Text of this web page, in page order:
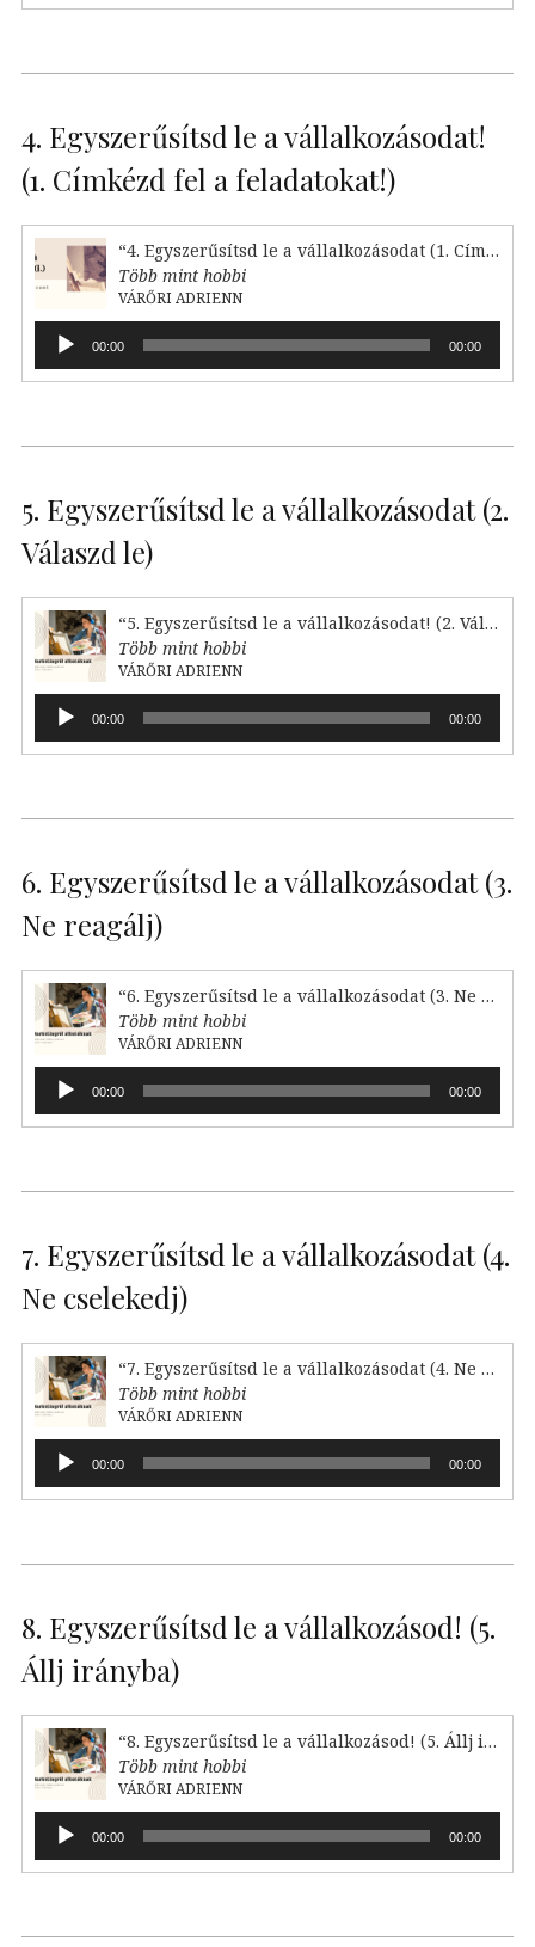
4. Egyszerűsítsd le a vállalkozásodat!
(1. Címkézd fel a feladatokat!)
“4. Egyszerűsítsd le a vállalkozásodat (1. Címkézd fel!)”
Több mint hobbi
VÁRŐRI ADRIENN
Audió
lejátszó00:00 00:00
5. Egyszerűsítsd le a vállalkozásodat (2.
Válaszd le)
“5. Egyszerűsítsd le a vállalkozásodat! (2. Válaszd le)”
Több mint hobbi
VÁRŐRI ADRIENN
Audió
lejátszó00:00 00:00
6. Egyszerűsítsd le a vállalkozásodat (3.
Ne reagálj)
“6. Egyszerűsítsd le a vállalkozásodat (3. Ne reagálj)”
Több mint hobbi
VÁRŐRI ADRIENN
Audió
lejátszó00:00 00:00
7. Egyszerűsítsd le a vállalkozásodat (4.
Ne cselekedj)
“7. Egyszerűsítsd le a vállalkozásodat (4. Ne cselekedj)”
Több mint hobbi
VÁRŐRI ADRIENN
Audió
lejátszó00:00 00:00
8. Egyszerűsítsd le a vállalkozásod! (5.
Állj irányba)
“8. Egyszerűsítsd le a vállalkozásod! (5. Állj irányba)”
Több mint hobbi
VÁRŐRI ADRIENN
Audió
lejátszó00:00 00:00